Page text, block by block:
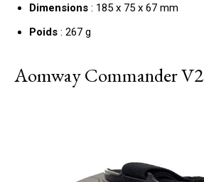
Dimensions : 185 x 75 x 67 mm
Poids : 267 g
Aomway Commander V2